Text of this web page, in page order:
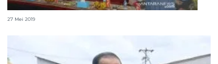
Kubu Raya berkomitmen jadi kabupaten religius
27 Mei 2019